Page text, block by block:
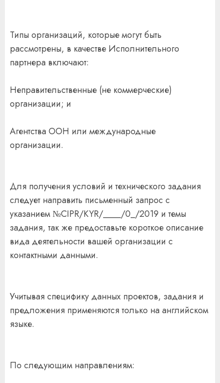
Типы организаций, которые могут быть
рассмотрены, в качестве Исполнительного
партнера включают:
Неправительственные (не коммерческие)
организации; и
Агентства ООН или международные
организации.
Для получения условий и технического задания
следует направить письменный запрос с
указанием №CIPR/KYR/____/0_/2019 и темы
задания, так же предоставьте короткое описание
вида деятельности вашей организации с
контактными данными.
Учитывая специфику данных проектов, задания и
предложения применяются только на английском
языке.
По следующим направлениям: